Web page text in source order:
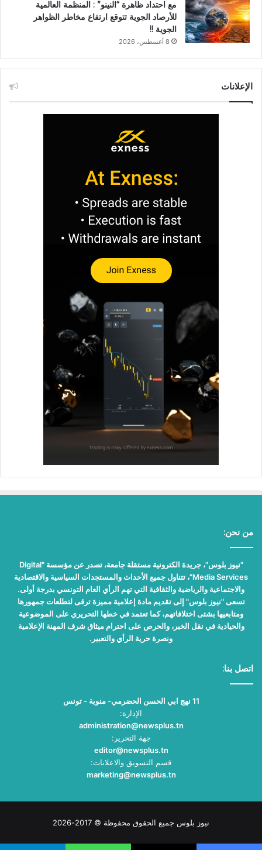
مع احتداد ظاهرة “النينو” : المنظمة العالمية
للأرصاد الجوية تتوقع ارتفاع مخاطر الظواهر
الجوية !!
8 أغسطس، 2026
الإعلانات
من نحن:
"نيوز بلوس"، جريدة الكترونية مستقلة جامعة، تصدر عن مؤسسة "Digital
Media Services"، تتناول جميع الأحداث والمستجدات السياسية والاقتصادية
والاجتماعية والرياضية والثقافية التي تهم الرأي العام التونسي بدرجة أولى.
تسعى "نيوز بلوس" إلى تقديم مادة إعلامية مميزة ترقى لتطلعات جمهورها
ومتابعيها بشتى اختلافاتهم، كما تعتمد في خطها التحريري على الموضوعية
والحيادية في نقل الخبر، والحرص على احترام ميثاق شرف المهنة الإعلامية
ونصرة حرية الرأي والتعبير.
اتصل بنا:
11 نهج ابي الحسن الحضرمي- منوبة - تونس
الإدارة:
administration@newsplus.tn
جهة التحرير:
editor@newsplus.tn
قسم التسويق والاعلانات:
marketing@newsplus.tn
نيوز بلوس جميع الحقوق محفوظة © 2017-2026